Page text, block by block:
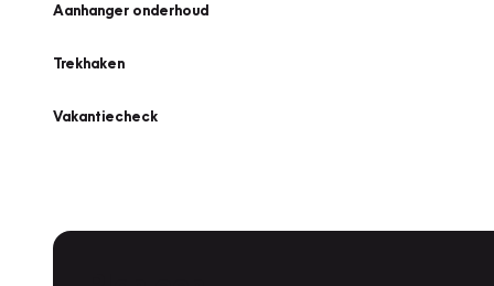
Aanhanger onderhoud
Trekhaken
Vakantiecheck